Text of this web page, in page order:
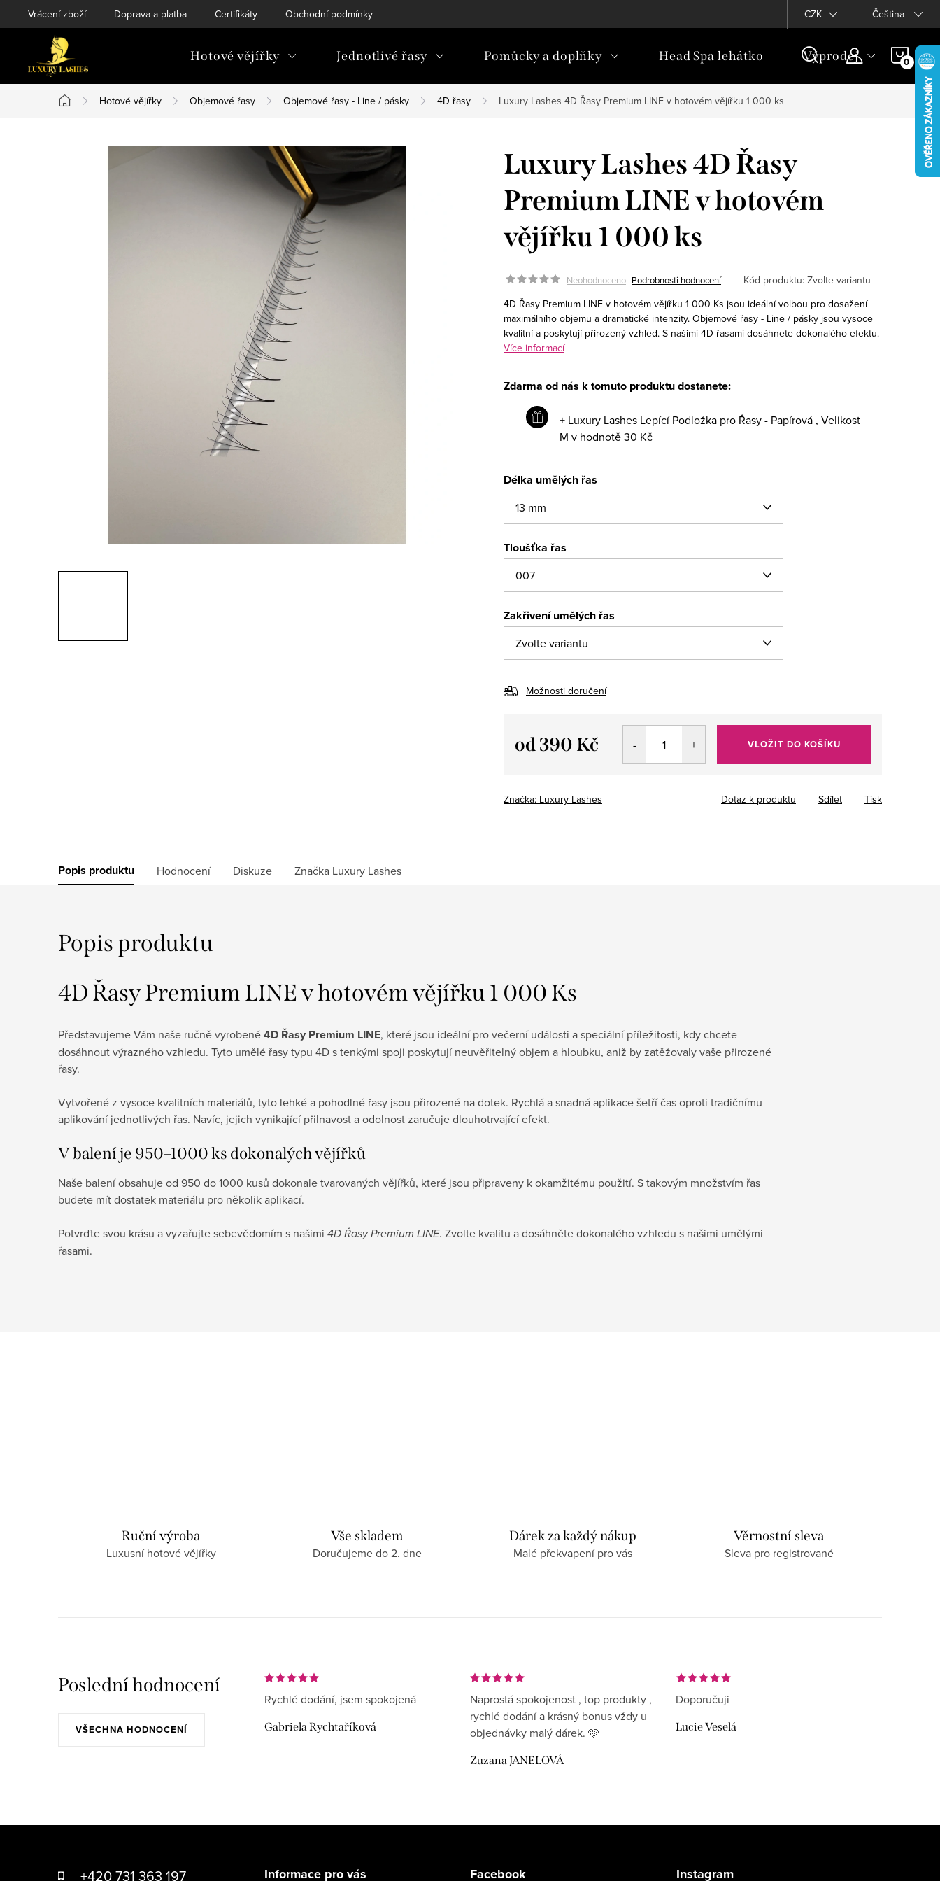
na
Vrácení zboží Doprava a platba Certifikáty Obchodní podmínky CZK Čeština
Hotové vějířky Jednotlivé řasy Pomůcky a doplňky Head Spa lehátko Výprodej
Domů
Hotové vějířky Objemové řasy Objemové řasy - Line / pásky 4D řasy Luxury Lashes 4D Řasy Premium LINE v hotovém vějířku 1 000 ks
Luxury Lashes 4D Řasy
Premium LINE v hotovém
vějířku 1 000 ks
Neohodnoceno Podrobnosti hodnocení Kód produktu: Zvolte variantu
4D Řasy Premium LINE v hotovém vějířku 1 000 Ks jsou ideální volbou pro dosažení
maximálního objemu a dramatické intenzity. Objemové řasy - Line / pásky jsou vysoce
kvalitní a poskytují přirozený vzhled. S našimi 4D řasami dosáhnete dokonalého efektu.
Více informací
Zdarma od nás k tomuto produktu dostanete:
+ Luxury Lashes Lepící Podložka pro Řasy - Papírová , Velikost
M v hodnotě 30 Kč
Délka umělých řas
Tloušťka řas
Zakřivení umělých řas
Možnosti doručení
od390 Kč VLOŽIT DO KOŠÍKU
Značka: Luxury Lashes Tisk
Dotaz k produktu Sdílet
Popis produktu Hodnocení Diskuze Značka Luxury Lashes
Popis produktu
4D Řasy Premium LINE v hotovém vějířku 1 000 Ks
Představujeme Vám naše ručně vyrobené4D Řasy Premium LINE, které jsou ideální pro večerní události a speciální příležitosti, kdy chcete
dosáhnout výrazného vzhledu. Tyto umělé řasy typu 4D s tenkými spoji poskytují neuvěřitelný objem a hloubku, aniž by zatěžovaly vaše přirozené
řasy.
Vytvořené z vysoce kvalitních materiálů, tyto lehké a pohodlné řasy jsou přirozené na dotek. Rychlá a snadná aplikace šetří čas oproti tradičnímu
aplikování jednotlivých řas. Navíc, jejich vynikající přilnavost a odolnost zaručuje dlouhotrvající efekt.
V balení je 950–1000 ks dokonalých vějířků
Naše balení obsahuje od 950 do 1000 kusů dokonale tvarovaných vějířků, které jsou připraveny k okamžitému použití. S takovým množstvím řas
budete mít dostatek materiálu pro několik aplikací.
Potvrďte svou krásu a vyzařujte sebevědomím s našimi 4D Řasy Premium LINE. Zvolte kvalitu a dosáhněte dokonalého vzhledu s našimi umělými
řasami.
Ruční výroba
Luxusní hotové vějířky
Vše skladem
Doručujeme do 2. dne
Dárek za každý nákup
Malé překvapení pro vás
Věrnostní sleva
Sleva pro registrované
Poslední hodnocení
VŠECHNA HODNOCENÍ
Rychlé dodání, jsem spokojená
Gabriela Rychtaříková
Naprostá spokojenost , top produkty ,
rychlé dodání a krásný bonus vždy u
objednávky malý dárek. 🩷
Zuzana JANELOVÁ
Doporučuji
Lucie Veselá
+420 731 363 197
Informace pro vás Facebook Instagram